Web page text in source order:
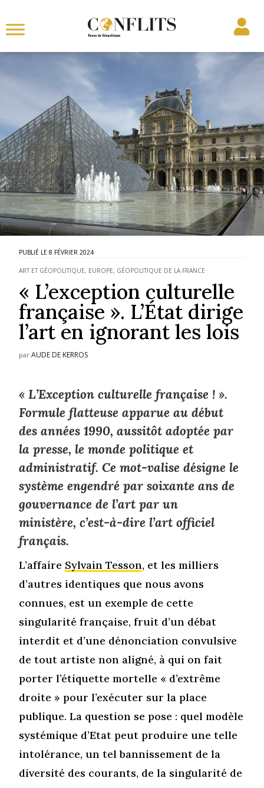
8 FÉVRIER 2024
ART ET GÉOPOLITIQUE, EUROPE, GÉOPOLITIQUE DE LA FRANCE
« L’exception culturelle
française ». L’État dirige
l’art en ignorant les lois
parAUDE DE KERROS
« L’Exception culturelle française ! ».
Formule flatteuse apparue au début
des années 1990, aussitôt adoptée par
la presse, le monde politique et
administratif. Ce mot-valise désigne le
système engendré par soixante ans de
gouvernance de l’art par un
ministère, c’est-à-dire l’art officiel
français.
L’affaire Sylvain Tesson, et les milliers
d’autres identiques que nous avons
connues, est un exemple de cette
singularité française, fruit d’un débat
interdit et d’une dénonciation convulsive
de tout artiste non aligné, à qui on fait
porter l’étiquette mortelle « d’extrême
droite » pour l’exécuter sur la place
publique. La question se pose : quel modèle
systémique d’Etat peut produire une telle
intolérance, un tel bannissement de la
diversité des courants, de la singularité de